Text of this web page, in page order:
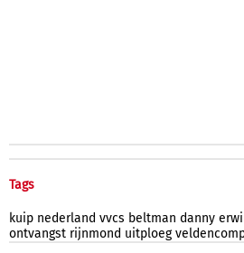
Tags
kuip nederland vvcs beltman danny
ontvangst rijnmond uitploeg